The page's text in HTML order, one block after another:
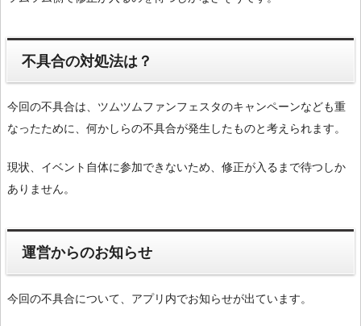
不具合の対処法は？
今回の不具合は、ツムツムファンフェスタのキャンペーンなども重
なったために、何かしらの不具合が発生したものと考えられます。
現状、イベント自体に参加できないため、修正が入るまで待つしか
ありません。
運営からのお知らせ
今回の不具合について、アプリ内でお知らせが出ています。